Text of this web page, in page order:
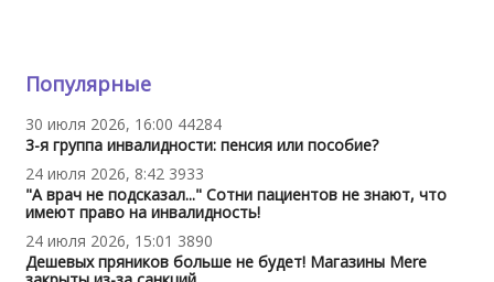
Популярные
30 июля 2026, 16:00 44284
3-я группа инвалидности: пенсия или пособие?
24 июля 2026, 8:42 3933
"А врач не подсказал..." Сотни пациентов не знают, что
имеют право на инвалидность!
24 июля 2026, 15:01 3890
Дешевых пряников больше не будет! Магазины Mere